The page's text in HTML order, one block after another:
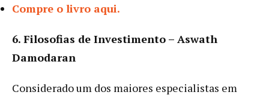
Compre o livro aqui.
6. Filosofias de Investimento – Aswath
Damodaran
Considerado um dos maiores especialistas em